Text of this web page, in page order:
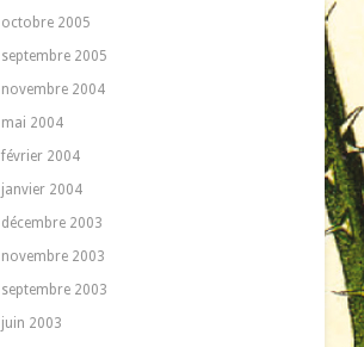
octobre 2005
septembre 2005
novembre 2004
mai 2004
février 2004
janvier 2004
décembre 2003
novembre 2003
septembre 2003
juin 2003